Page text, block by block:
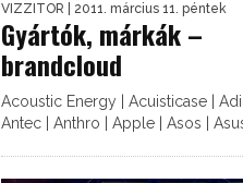
VIZZITOR | 2011. március 11. péntek
Gyártók, márkák –
brandcloud
Acoustic Energy | Acuisticase |
Antec | Anthro | Apple | Asos |